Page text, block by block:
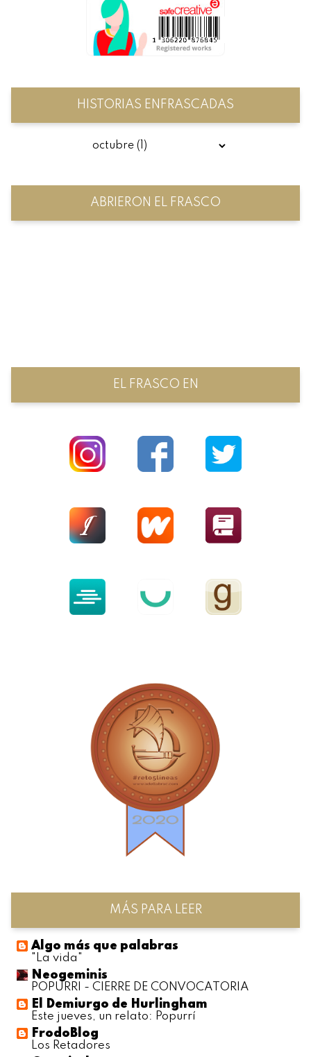
HISTORIAS ENFRASCADAS
ABRIERON EL FRASCO
EL FRASCO EN
MÁS PARA LEER
Algo más que palabras
"La vida"
Neogeminis
POPURRI - CIERRE DE CONVOCATORIA
El Demiurgo de Hurlingham
Este jueves, un relato: Popurrí
FrodoBlog
Los Retadores